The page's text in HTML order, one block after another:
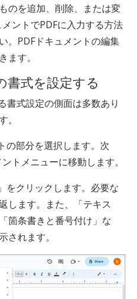
のを追加、削除、または変
ントでPDFに入力する方法
。PDFドキュメントの編集
ます。
書式を設定する
書式設定の側面は多数あり
。
の部分を選択します。次
トメニューに移動します。
をクリックします。必要な
します。また、「テキス
箇条書きと番号付け」な
されます。